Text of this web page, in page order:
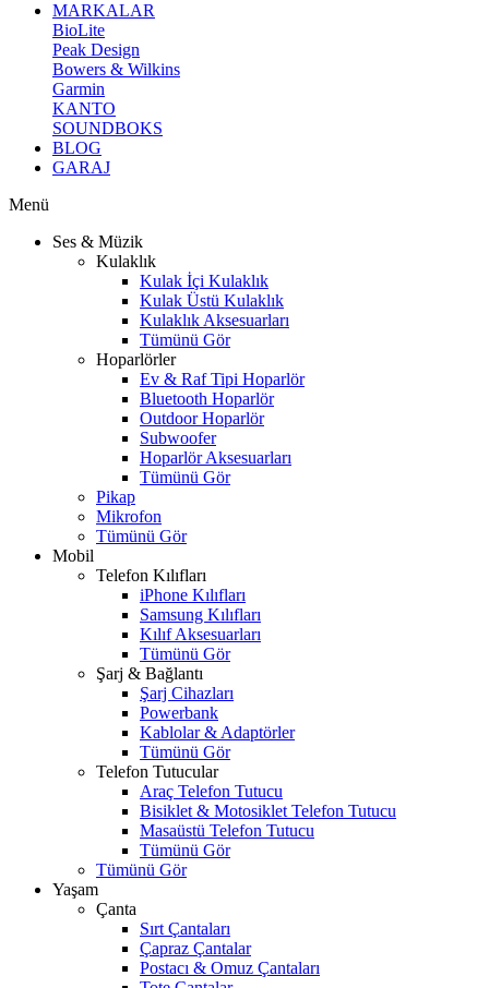
MARKALAR
BioLite
Peak Design
Bowers & Wilkins
Garmin
KANTO
SOUNDBOKS
BLOG
GARAJ
Menü
Ses & Müzik
Kulaklık
Kulak İçi Kulaklık
Kulak Üstü Kulaklık
Kulaklık Aksesuarları
Tümünü Gör
Hoparlörler
Ev & Raf Tipi Hoparlör
Bluetooth Hoparlör
Outdoor Hoparlör
Subwoofer
Hoparlör Aksesuarları
Tümünü Gör
Pikap
Mikrofon
Tümünü Gör
Mobil
Telefon Kılıfları
iPhone Kılıfları
Samsung Kılıfları
Kılıf Aksesuarları
Tümünü Gör
Şarj & Bağlantı
Şarj Cihazları
Powerbank
Kablolar & Adaptörler
Tümünü Gör
Telefon Tutucular
Araç Telefon Tutucu
Bisiklet & Motosiklet Telefon Tutucu
Masaüstü Telefon Tutucu
Tümünü Gör
Tümünü Gör
Yaşam
Çanta
Sırt Çantaları
Çapraz Çantalar
Postacı & Omuz Çantaları